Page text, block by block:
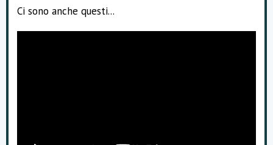
e
Ci sono anche questi...